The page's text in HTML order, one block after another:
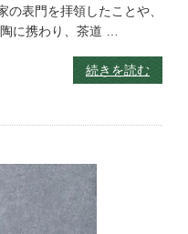
表門を拝領したことや、
に携わり、茶道 …
続きを読む